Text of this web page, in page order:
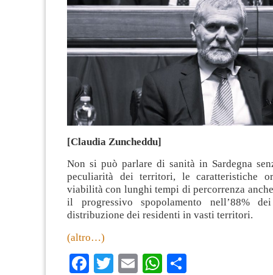
[Claudia Zuncheddu]
Non si può parlare di sanità in Sardegna
peculiarità dei territori, le caratteristiche
viabilità con lunghi tempi di percorrenza
il progressivo spopolamento nell’88%
distribuzione dei residenti in vasti territori.
(altro…)
Facebook
Twitter
EmailWhatsApp